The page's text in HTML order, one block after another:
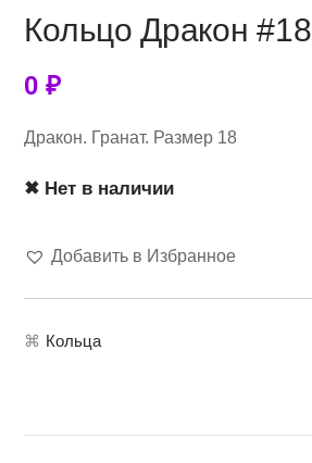
Кольцо Дракон #18
0₽
Дракон. Гранат. Размер 18
✖ Нет в наличии
Добавить в Избранное
⌘ Кольца